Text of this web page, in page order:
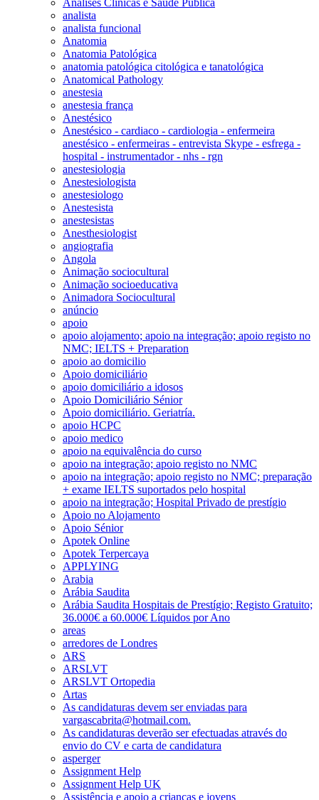
analista
analista funcional
Anatomia
Anatomia Patológica
anatomia patológica citológica e tanatológica
Anatomical Pathology
anestesia
anestesia frança
Anestésico
Anestésico - cardiaco - cardiologia - enfermeira
anestésico - enfermeiras - entrevista Skype - esfrega -
hospital - instrumentador - nhs - rgn
anestesiologia
Anestesiologista
anestesiologo
Anestesista
anestesistas
Anesthesiologist
angiografia
Angola
Animação sociocultural
Animação socioeducativa
Animadora Sociocultural
anúncio
apoio
apoio alojamento; apoio na integração; apoio registo no
NMC; IELTS + Preparation
apoio ao domicilio
Apoio domiciliário
apoio domiciliário a idosos
Apoio Domiciliário Sénior
Apoio domiciliário. Geriatría.
apoio HCPC
apoio medico
apoio na equivalência do curso
apoio na integração; apoio registo no NMC
apoio na integração; apoio registo no NMC; preparação
+ exame IELTS suportados pelo hospital
apoio na integração; Hospital Privado de prestígio
Apoio no Alojamento
Apoio Sénior
Apotek Online
Apotek Terpercaya
APPLYING
Arabia
Arábia Saudita
Arábia Saudita Hospitais de Prestígio; Registo Gratuito;
36.000€ a 60.000€ Líquidos por Ano
areas
arredores de Londres
ARS
ARSLVT
ARSLVT Ortopedia
Artas
As candidaturas devem ser enviadas para
vargascabrita@hotmail.com.
As candidaturas deverão ser efectuadas através do
envio do CV e carta de candidatura
asperger
Assignment Help
Assignment Help UK
Assistência e apoio a crianças e jovens